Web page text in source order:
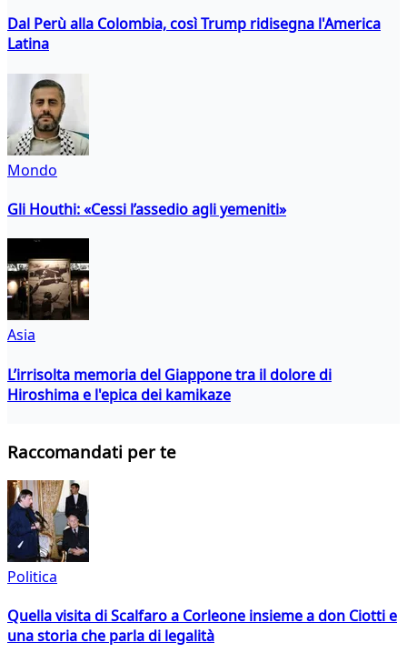
Dal Perù alla Colombia, così Trump ridisegna l'America
Latina
Mondo
Gli Houthi: «Cessi l’assedio agli yemeniti»
Asia
L’irrisolta memoria del Giappone tra il dolore di
Hiroshima e l'epica dei kamikaze
Raccomandati per te
Politica
Quella visita di Scalfaro a Corleone insieme a don Ciotti e
una storia che parla di legalità